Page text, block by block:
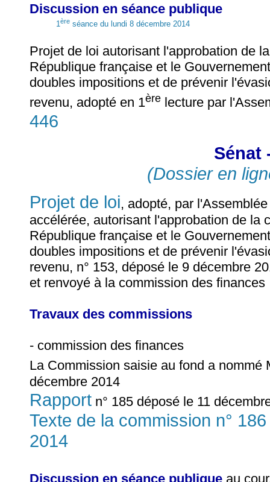
Discussion en séance publique
1ère séance du lundi 8 décembre 2014
Projet de loi autorisant l'approbation de
République française et le
doubles impositions et de prévenir
revenu, adopté en 1ère lecture par
446
Sénat
(Dossier en
Projet de loi, adopté, par
accélérée, autorisant l'approbation de la
République française et le
doubles impositions et de prévenir
revenu, n° 153, déposé le 9 décembre
et renvoyé à la commission des finances
Travaux des commissions
- commission des finances
La Commission saisie au fond a nommé
décembre 2014
Rapport n° 185 déposé le 11
Texte de la commission n°
2014
Discussion en séance publique au